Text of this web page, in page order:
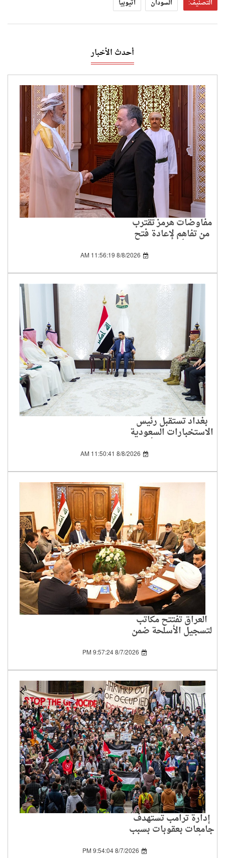
التصنيف: السودان أثيوبيا
أحدث الأخبار
مفاوضات هرمز تقترب
من تفاهم لإعادة فتح
الممر أمام الملاحة
8/8/2026 11:56:19 AM
بغداد تستقبل رئيس
الاستخبارات السعودية
لبحث الملفات الأمنية
8/8/2026 11:50:41 AM
العراق تفتتح مكاتب
لتسجيل الأسلحة ضمن
الفصائل بيد الدولة8/7/2026 9:57:24 PM
إدارة ترامب تستهدف
جامعات بعقوبات بسبب
تأييد الفلسطينيين
8/7/2026 9:54:04 PM